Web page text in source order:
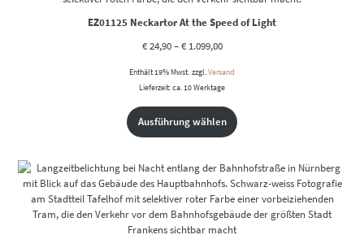
EZ01125 Neckartor At the Speed of Light
€24,90–€1.099,00
Enthält 19% Mwst. zzgl. Versand
Lieferzeit: ca. 10 Werktage
Ausführung wählen